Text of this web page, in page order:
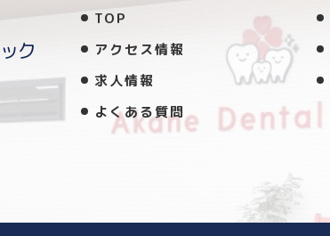
TOP
アクセス情報
求人情報
よくある質問